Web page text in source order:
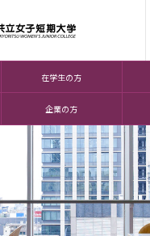
在学生の方
企業の方